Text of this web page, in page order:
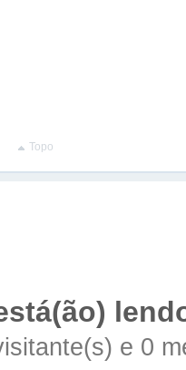
Topo
e 0